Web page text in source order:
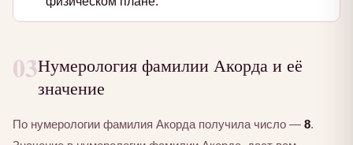
03Нумерология фамилии Акорда и её
значение
По нумерологии фамилия Акорда получила число — 8.